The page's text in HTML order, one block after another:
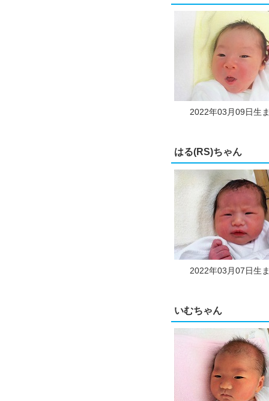
2022年03月09日生
はる(RS)ちゃん
2022年03月07日生
いむちゃん